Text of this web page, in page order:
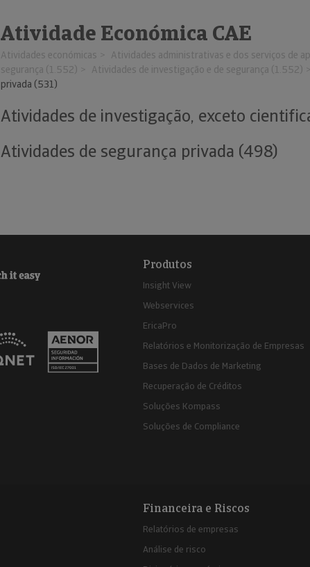
Atividade Económica CAE
Atividades económicas Atividades administrativas e dos serviços de
segurança (1.552)
Atividades de investigação e de segurança (1.552)
privada (531)
Atividades de investigação, exceto
Atividades de segurança privada (498)
Produtos
Insight View
Webservices
EricaPro
Relatórios e Monitorização de Empresas
Bases de Dados de Marketing
Recuperação de Créditos
Soluções Kompass
Soluções de Compliance
Financeira e Riscos
Relatórios de empresas
Análise de risco